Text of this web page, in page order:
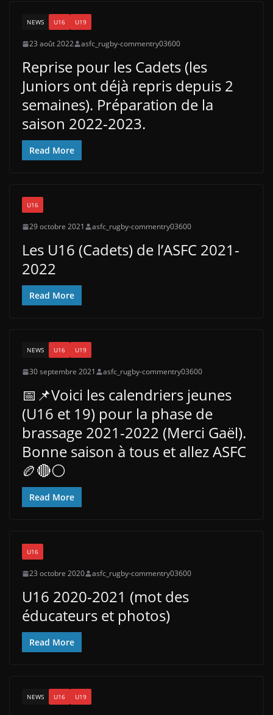
NEWS U16 U19
23 août 2022 asfc_rugby-commentry03600
Reprise pour les Cadets (les
Juniors ont déjà repris depuis 2
semaines). Préparation de la
saison 2022-2023.
Read More
U16
29 octobre 2021 asfc_rugby-commentry03600
Les U16 (Cadets) de l’ASFC 2021-
2022
Read More
NEWS U16 U19
30 septembre 2021 asfc_rugby-commentry03600
📅📌Voici les calendriers jeunes
(U16 et 19) pour la phase de
brassage 2021-2022 (Merci Gaël).
Bonne saison à tous et allez ASFC
🏉🔴⚪
Read More
U16
23 octobre 2020 asfc_rugby-commentry03600
U16 2020-2021 (mot des
éducateurs et photos)
Read More
NEWS U16 U19